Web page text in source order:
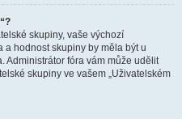
skupiny, vaše výchozí
hodnost skupiny by měla být u
Administrátor fóra vám může udělit
skupiny ve vašem „Uživatelském